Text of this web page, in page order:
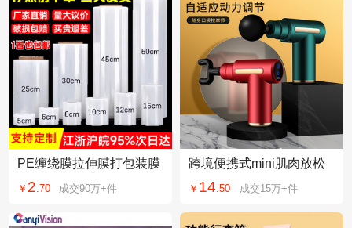
PE缠绕膜拉伸膜打包装膜
薄膜外卖封口膜批
￥ 2 70 成交90万+件
跨境便携式mini肌肉放松
按摩枪720筋膜枪
￥ 14 .50 成交15万+件